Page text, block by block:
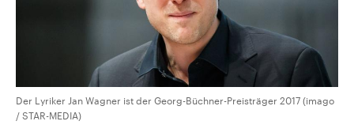
Der Lyriker Jan Wagner ist der Georg-Büchner-Preisträger 2017 (imago
/ STAR-MEDIA)